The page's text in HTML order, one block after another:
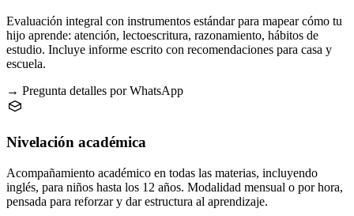
Evaluación integral con instrumentos estándar para mapear cómo tu
hijo aprende: atención, lectoescritura, razonamiento, hábitos de
estudio. Incluye informe escrito con recomendaciones para casa y
escuela.
→ Pregunta detalles por WhatsApp
Nivelación académica
Acompañamiento académico en todas las materias, incluyendo
inglés, para niños hasta los 12 años. Modalidad mensual o por hora,
pensada para reforzar y dar estructura al aprendizaje.